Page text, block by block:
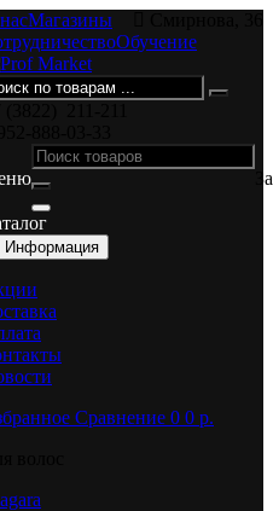
Магазины
Обучение
Информация
Сравнение 0 0 p.